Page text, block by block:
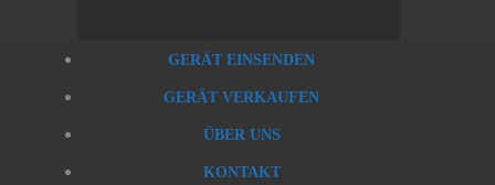
GERÄT EINSENDEN
GERÄT VERKAUFEN
ÜBER UNS
KONTAKT